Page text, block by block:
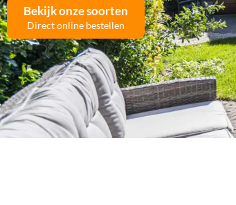
Bekijk onze soorten
Direct online bestellen